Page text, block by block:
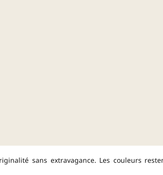
sans extravagance. Les couleurs